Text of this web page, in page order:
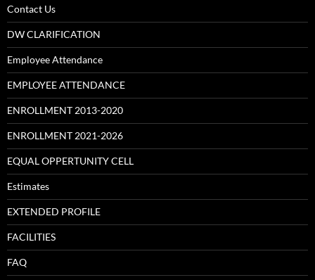
Contact Us
DW CLARIFICATION
Employee Attendance
EMPLOYEE ATTENDANCE
ENROLLMENT 2013-2020
ENROLLMENT 2021-2026
EQUAL OPPERTUNITY CELL
Estimates
EXTENDED PROFILE
FACILITIES
FAQ